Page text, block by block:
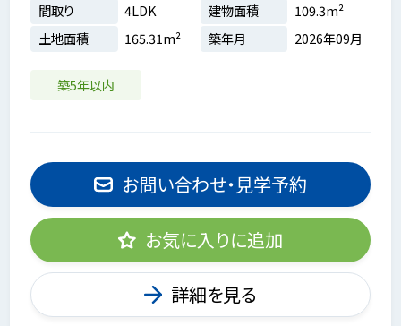
間取り
4LDK 建物面積
109.3m²
土地面積
165.31m² 築年月 2026年09月
築5年以内
お問い合わせ・見学予約
お気に入りに追加
詳細を見る